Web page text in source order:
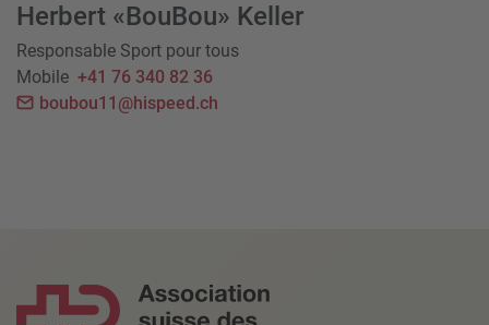
Herbert «BouBou» Keller
Responsable Sport pour tous
Mobile +41 76 340 82 36
boubou11@hispeed.ch